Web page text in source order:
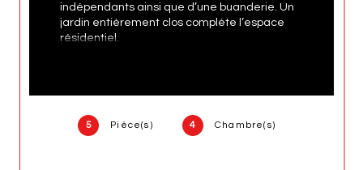
5 Pièce(s) 4 Chambre(s)
indépendants ainsi que d’une buanderie. Un
jardin entièrement clos complète l’espace
résidentiel.
d’infrastructures spécialement aménagées
professionnels. Vous y trouverez plusieurs
salles de réception, une cuisine